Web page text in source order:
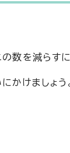
数を減らすに
かけましょう